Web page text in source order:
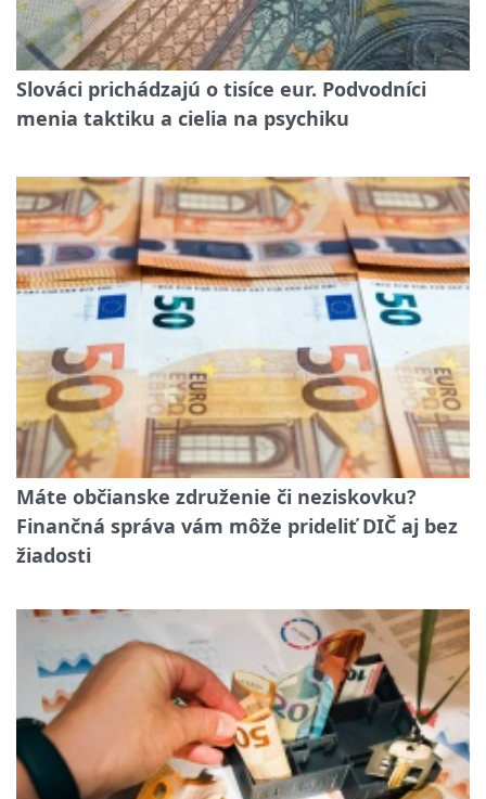
Slováci prichádzajú o tisíce eur. Podvodníci
menia taktiku a cielia na psychiku
Máte občianske združenie či neziskovku?
Finančná správa vám môže prideliť DIČ aj bez
žiadosti